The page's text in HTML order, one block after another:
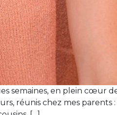
semaines, en plein cœur
réunis chez mes parents